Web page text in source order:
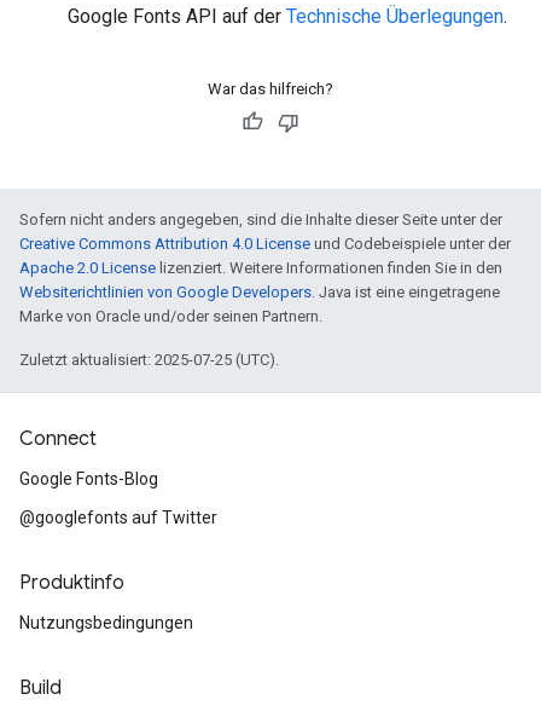
Google Fonts API auf der Technische Überlegungen.
War das hilfreich?
Sofern nicht anders angegeben, sind die Inhalte dieser Seite unter der
Creative Commons Attribution 4.0 License und Codebeispiele unter der
Apache 2.0 License lizenziert. Weitere Informationen finden Sie in den
Websiterichtlinien von Google Developers. Java ist eine eingetragene
Marke von Oracle und/oder seinen Partnern.
Zuletzt aktualisiert: 2025-07-25 (UTC).
Connect
Google Fonts-Blog
@googlefonts auf Twitter
Produktinfo
Nutzungsbedingungen
Build